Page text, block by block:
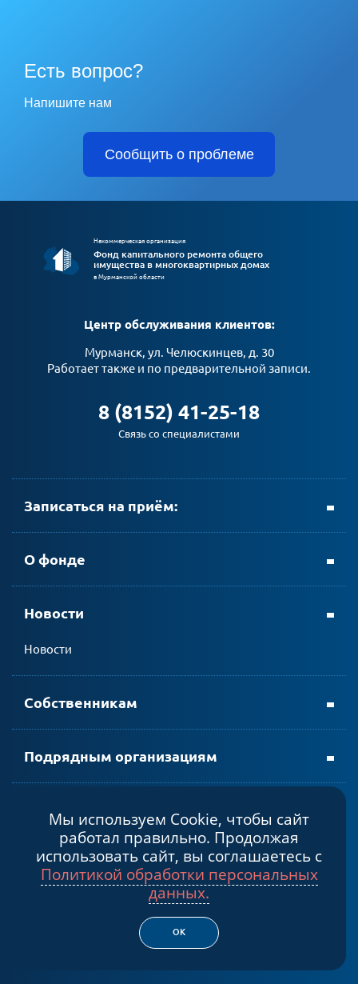
Есть вопрос?
Напишите нам
Сообщить о проблеме
Некоммерческая организация
Фонд капитального ремонта общего
имущества в многоквартирных домах
в Мурманской области
Центр обслуживания клиентов:
Мурманск, ул. Челюскинцев, д. 30
Работает также и по предварительной записи.
8 (8152) 41-25-18
Связь со специалистами
Записаться на приём:
О фонде
Новости
Новости
Собственникам
Подрядным организациям
Создание сайта – Старт Икс
© 2026, Некоммерческая организация «Фонд капитального
ремонта общего имущества в многоквартирных домах в
Политика конфиденциальности
Cогласие на обработку персональных данных
Мы используем Cookie, чтобы сайт
работал правильно. Продолжая
использовать сайт, вы соглашаетесь с
Политикой обработки персональных
данных.
ОК